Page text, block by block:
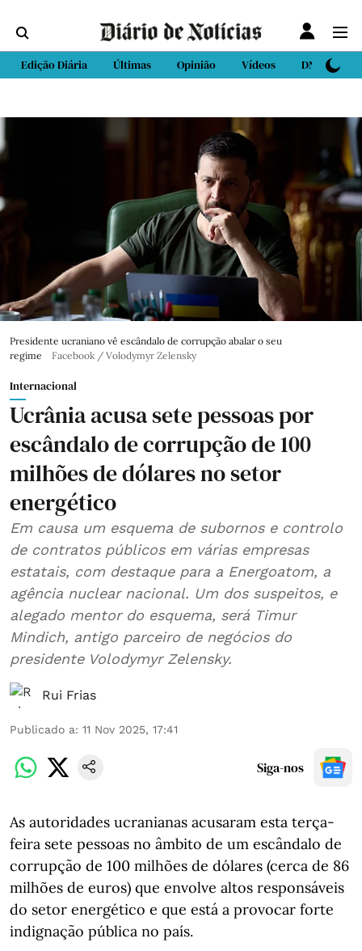
Edição Diária Últimas Opinião Vídeos DN Sport
Presidente ucraniano vê escândalo de corrupção abalar o seu
regime
Facebook / Volodymyr Zelensky
Internacional
Ucrânia acusa sete pessoas por
escândalo de corrupção de 100
milhões de dólares no setor
energético
Em causa um esquema de subornos e controlo
de contratos públicos em várias empresas
estatais, com destaque para a Energoatom, a
agência nuclear nacional. Um dos suspeitos, e
alegado mentor do esquema, será Timur
Mindich, antigo parceiro de negócios do
presidente Volodymyr Zelensky.
Rui Frias
Publicado a: 11 Nov 2025, 17:41
Siga-nos
As autoridades ucranianas acusaram esta terça-
feira sete pessoas no âmbito de um escândalo de
corrupção de 100 milhões de dólares (cerca de 86
milhões de euros) que envolve altos responsáveis
do setor energético e que está a provocar forte
indignação pública no país.